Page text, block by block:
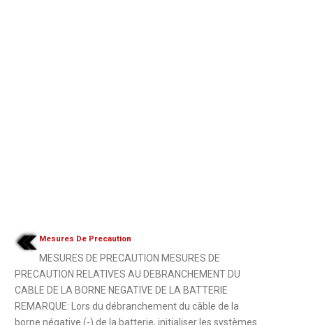
Mesures De Precaution
MESURES DE PRECAUTION MESURES DE
PRECAUTION RELATIVES AU DEBRANCHEMENT DU
CABLE DE LA BORNE NEGATIVE DE LA BATTERIE
REMARQUE: Lors du débranchement du câble de la
borne négative (-) de la batterie, initialiser les systèmes